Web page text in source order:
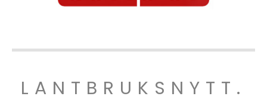
LANTBRUKSNYTT.